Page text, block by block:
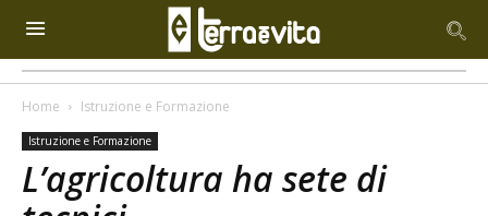
Home Istruzione e Formazione
Istruzione e Formazione
L’agricoltura ha sete di